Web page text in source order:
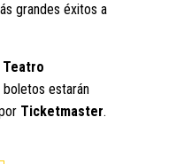
grandes éxitos a
Teatro
boletos estarán
Ticketmaster.